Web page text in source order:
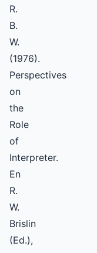
R.
B.
W.
(1976).
Perspectives
on
the
Role
of
Interpreter.
En
R.
W.
Brislin
(Ed.),